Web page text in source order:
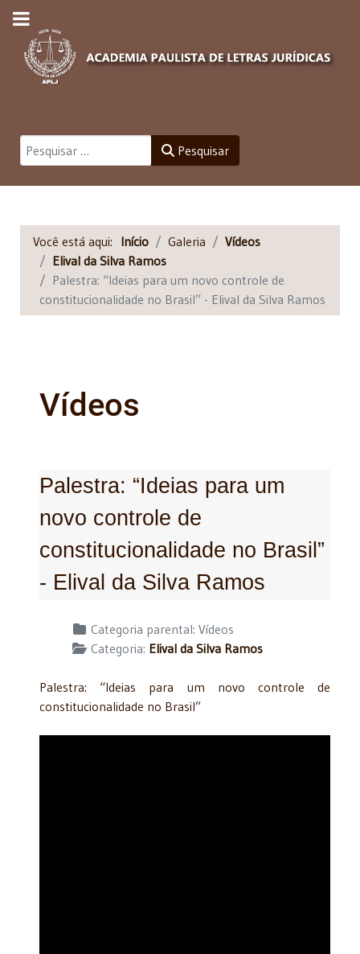
Pesquisar Pesquisar
Você está aqui: Início Galeria
Vídeos
Elival da Silva Ramos
Palestra: “Ideias para um novo controle de
constitucionalidade no Brasil” - Elival da Silva Ramos
Vídeos
Palestra: “Ideias para um
novo controle de
constitucionalidade no Brasil”
- Elival da Silva Ramos
Detalhes Categoria parental: Vídeos
Categoria: Elival da Silva Ramos
Palestra: “Ideias para um novo controle de
constitucionalidade no Brasil”